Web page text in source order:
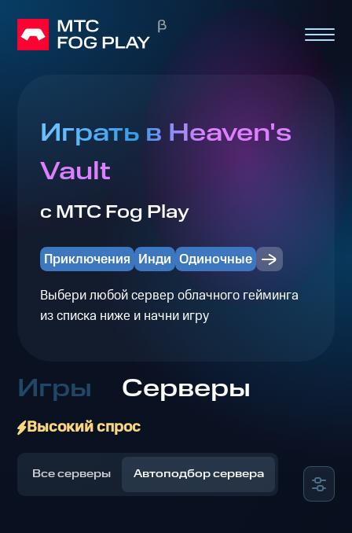
Играть в Heaven's
Vault
с МТС Fog Play
Приключения Инди Одиночные
Выбери любой сервер облачного гейминга
из списка ниже и начни игру
Игры Серверы
Высокий спрос
Все серверы Автоподбор сервера